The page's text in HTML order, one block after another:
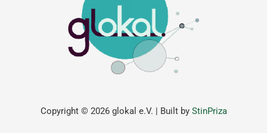
Copyright © 2026 glokal e.V. | Built by StinPriza